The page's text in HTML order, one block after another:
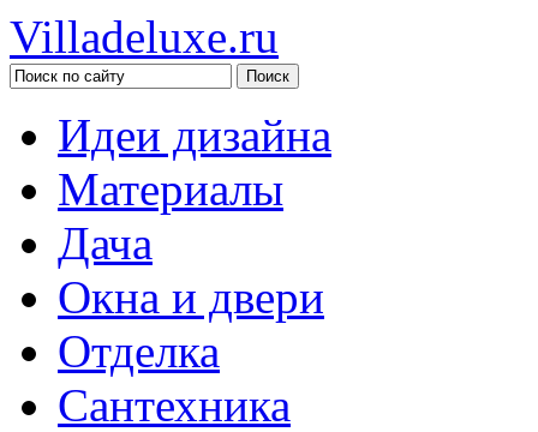
Villadeluxe.ru
Идеи дизайна
Материалы
Дача
Окна и двери
Отделка
Сантехника